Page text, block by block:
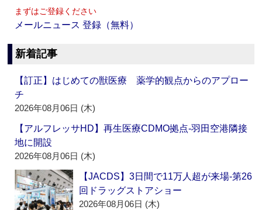
まずはご登録ください
メールニュース 登録（無料）
新着記事
【訂正】はじめての獣医療 薬学的観点からのアプロー
チ
2026年08月06日 (木)
【アルフレッサHD】再生医療CDMO拠点‐羽田空港隣接
地に開設
2026年08月06日 (木)
【JACDS】3日間で11万人超が来場‐第26
回ドラッグストアショー
2026年08月06日 (木)